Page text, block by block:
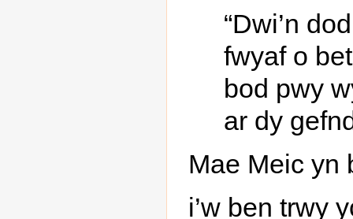
“Dwi’n
fwyaf o
bod pwy
ar dy
Mae Meic yn
i’w ben trwy